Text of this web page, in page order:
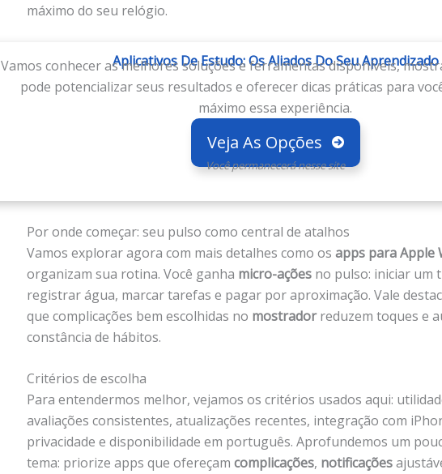
máximo do seu relógio.
Aplicativos De Estudo: Os Aliados Do Seu Aprendizado
Vamos conhecer as melhores soluções e ferramentas disponíveis,
pode potencializar seus resultados e oferecer dicas práticas para
máximo essa experiência.
Veja As Opções
Você permanecerá nesse site
Por onde começar: seu pulso como central de atalhos
Vamos explorar agora com mais detalhes como os apps para Apple
organizam sua rotina. Você ganha micro-ações no pulso: iniciar um
registrar água, marcar tarefas e pagar por aproximação. Vale
que complicações bem escolhidas no mostradorreduzem toques e
constância de hábitos.
Critérios de escolha
Para entendermos melhor, vejamos os critérios usados aqui:
avaliações consistentes, atualizações recentes, integração com
privacidade e disponibilidade em português. Aprofundemos um
tema: priorize apps que ofereçam complicações, notificações